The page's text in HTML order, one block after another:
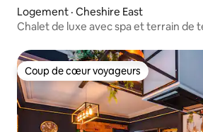
Logement · Cheshire East
Chalet de luxe avec spa et terrain de
Coup de cœur voyageurs
Coup de cœur voyageurs